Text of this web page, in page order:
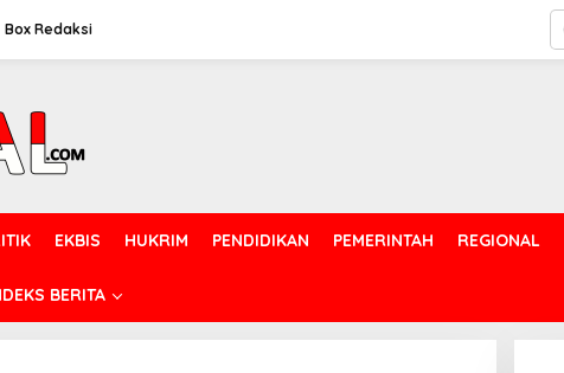
Box Redaksi
EKBIS HUKRIM PENDIDIKAN PEMERINTAH REGIONAL
BERITA